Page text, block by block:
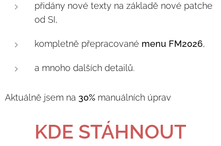
přidány nové texty na základě nové patche
od SI,
kompletně přepracované menu FM2026,
a mnoho dalších detailů.
Aktuálně jsem na 30% manuálních úprav
📥 KDE STÁHNOUT